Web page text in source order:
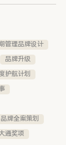
管理品牌设计
品牌升级
护航计划
品牌全案策划
通奖项